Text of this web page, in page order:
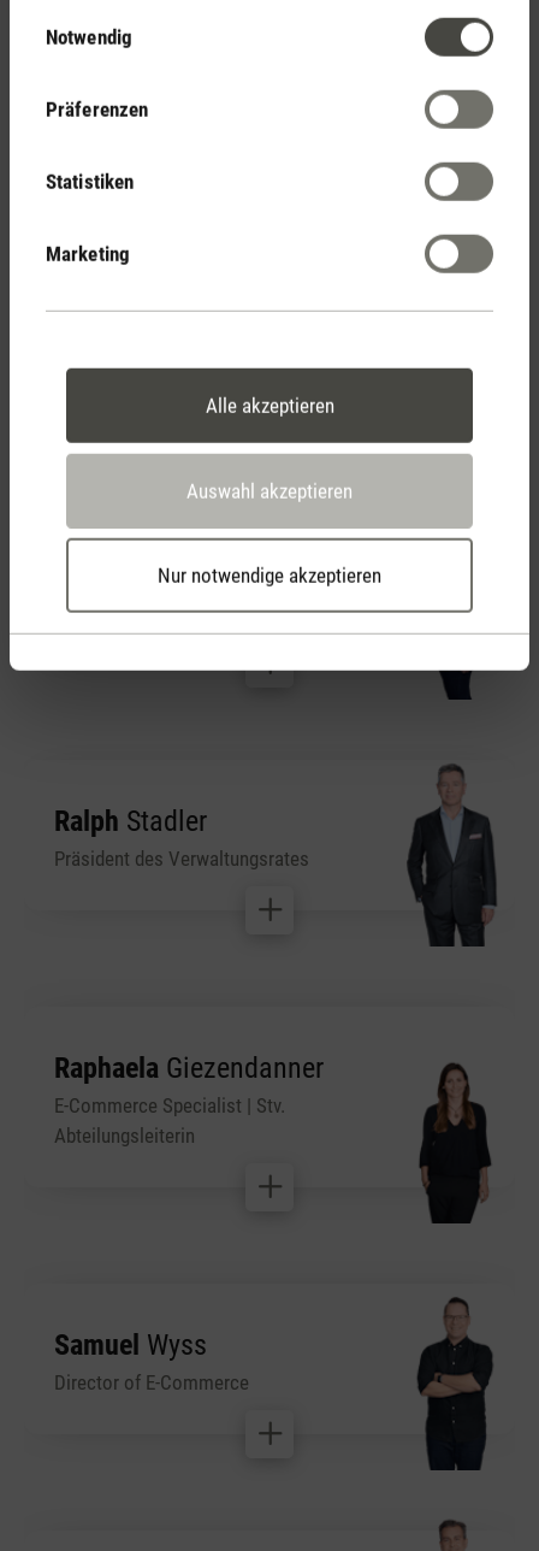
Notwendig
Präferenzen
Statistiken
Marketing
Alle akzeptieren
Auswahl akzeptieren
Nur notwendige akzeptieren
Export Sachbearbeiterin
Customer Service
Iten
Customer Service
Ralph Stadler
Präsident des Verwaltungsrates
Raphaela Giezendanner
E-Commerce Specialist | Stv.
Abteilungsleiterin
Samuel Wyss
Director of E-Commerce